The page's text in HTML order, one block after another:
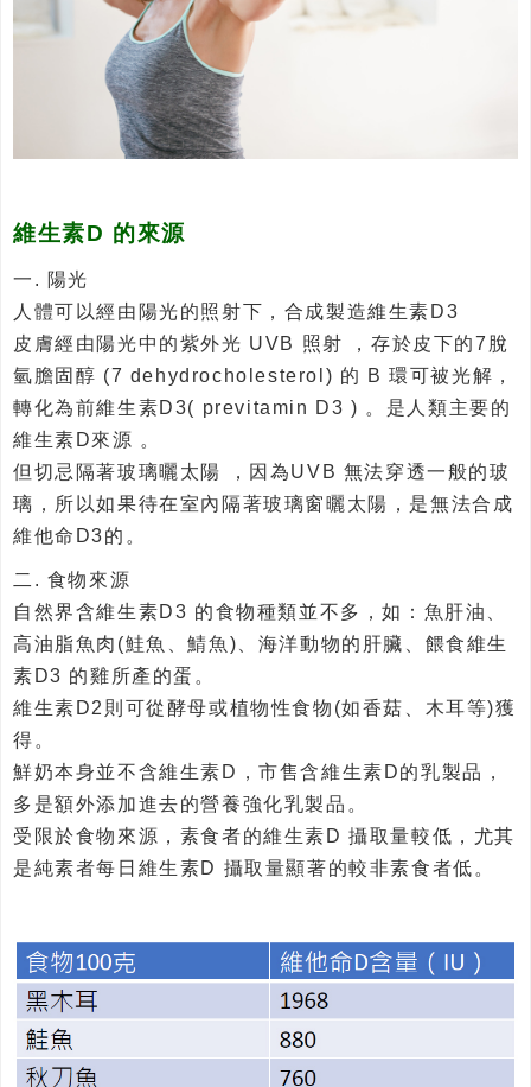
維生素D 的來源
一. 陽光
人體可以經由陽光的照射下，合成製造維生素D3
皮膚經由陽光中的紫外光 UVB 照射 ，存於皮下的7脫
氫膽固醇 (7 dehydrocholesterol) 的 B 環可被光解，
轉化為前維生素D3( previtamin D3 ) 。是人類主要的
維生素D來源 。
但切忌隔著玻璃曬太陽 ，因為UVB 無法穿透一般的玻
璃，所以如果待在室內隔著玻璃窗曬太陽，是無法合成
維他命D3的。
二. 食物來源
自然界含維生素D3 的食物種類並不多，如：魚肝油、
高油脂魚肉(鮭魚、鯖魚)、海洋動物的肝臟、餵食維生
素D3 的雞所產的蛋。
維生素D2則可從酵母或植物性食物(如香菇、木耳等)獲
得。
鮮奶本身並不含維生素D，市售含維生素D的乳製品，
多是額外添加進去的營養強化乳製品。
受限於食物來源，素食者的維生素D 攝取量較低，尤其
是純素者每日維生素D 攝取量顯著的較非素食者低。